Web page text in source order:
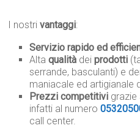
I nostrivantaggi:
Servizio rapido ed
Altaqualità deiprodotti
serrande, basculanti) e
maniacale ed artigianale
Prezzi competitivi grazie
infatti al numero
call center.